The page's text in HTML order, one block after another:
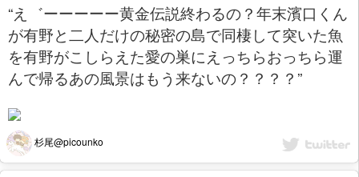
“え゛ーーーーー黄金伝説終わるの？年末濱口くん
が有野と二人だけの秘密の島で同棲して突いた魚
を有野がこしらえた愛の巣にえっちらおっちら運
んで帰るあの風景はもう来ないの？？？？”
杉尾@picounko